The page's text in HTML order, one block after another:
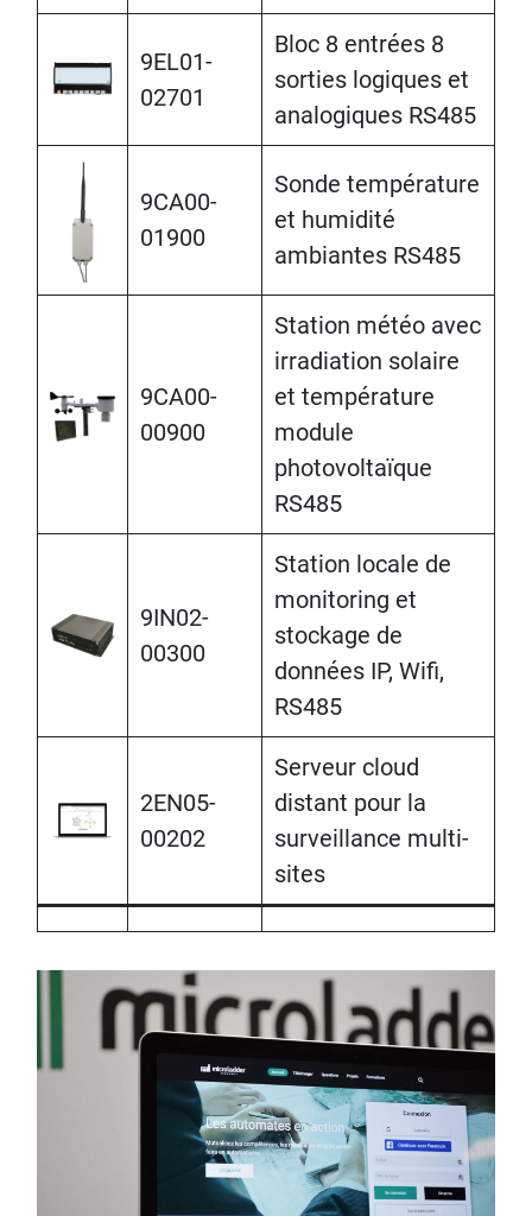
9EL01-
02701
Bloc 8 entrées 8
sorties logiques et
analogiques RS485
9CA00-
01900
Sonde température
et humidité
ambiantes RS485
9CA00-
00900
Station météo avec
irradiation solaire
et température
module
photovoltaïque
RS485
9IN02-
00300
Station locale de
monitoring et
stockage de
données IP, Wifi,
RS485
2EN05-
00202
Serveur cloud
distant pour la
surveillance multi-
sites